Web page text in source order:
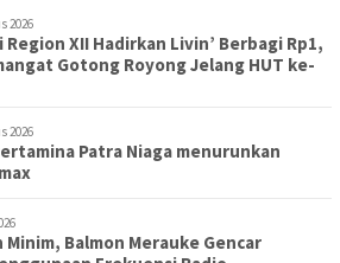
2026
Region XII Hadirkan Livin’ Berbagi Rp1,
Gotong Royong Jelang HUT ke-
2026
Patra Niaga menurunkan
Minim, Balmon Merauke Gencar